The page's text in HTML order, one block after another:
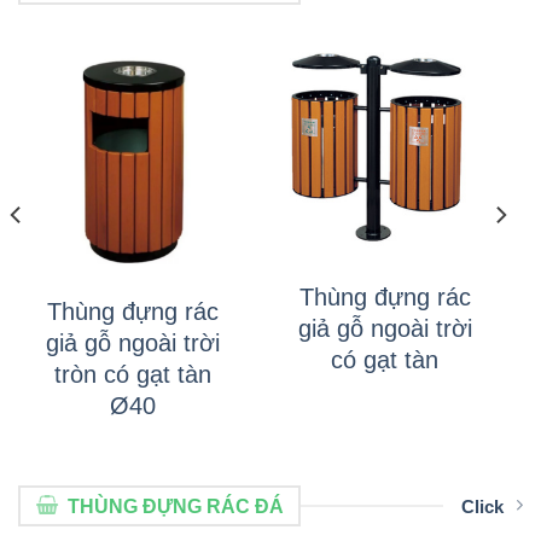
Thùng đựng rác
giả gỗ ngoài trời
tròn có gạt tàn
Ø40
Thùng đựng rác
giả gỗ ngoài trời
có gạt tàn
THÙNG ĐỰNG RÁC ĐÁ Click